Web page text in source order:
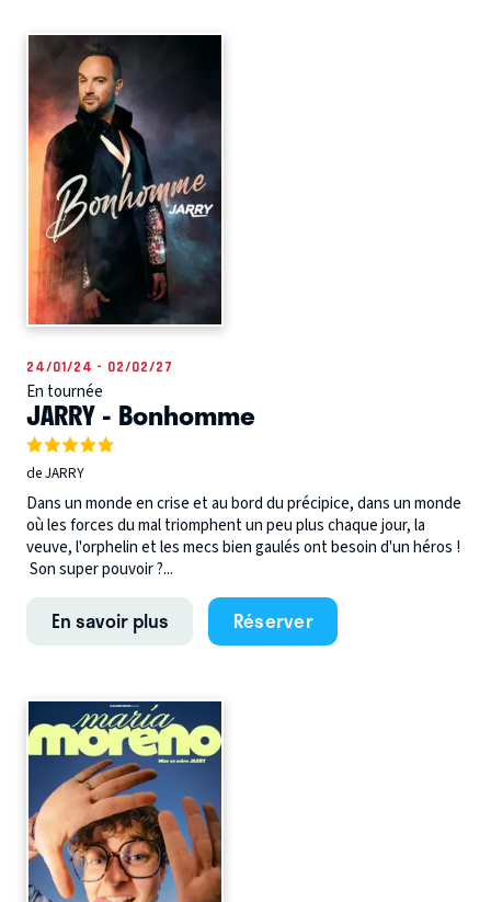
24/01/24 - 02/02/27
En tournée
JARRY - Bonhomme
de JARRY
Dans un monde en crise et au bord du précipice, dans un monde
où les forces du mal triomphent un peu plus chaque jour, la
veuve, l'orphelin et les mecs bien gaulés ont besoin d'un héros !
Son super pouvoir ?...
En savoir plus Réserver